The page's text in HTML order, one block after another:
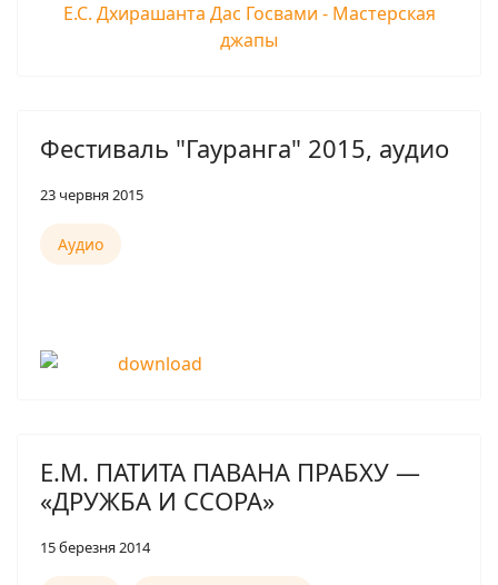
Е.С. Дхирашанта Дас Госвами - Мастерская
джапы
Фестиваль "Гауранга" 2015, аудио
23 червня 2015
Аудио
Е.М. ПАТИТА ПАВАНА ПРАБХУ —
«ДРУЖБА И ССОРА»
15 березня 2014